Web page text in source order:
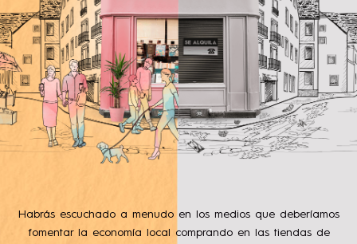
Habrás escuchado a menudo en los medios que deberíamos
fomentar la economía local comprando en las tiendas de